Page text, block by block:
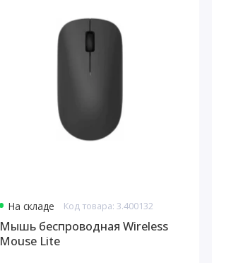
На складе Код товара: 3.400132
Мышь беспроводная Wireless
Mouse Lite